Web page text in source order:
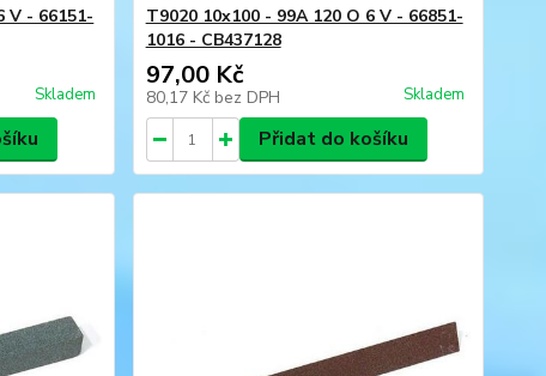
V - 66151-
Skladem
T9020 10x100 - 99A 120 O 6 V - 66851-
1016 - CB437128
97,00 Kč
80,17 Kč bez DPH Skladem
Přidat do košíku